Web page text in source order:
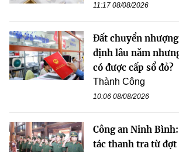
11:17 08/08/2026
Đất chuyển
định lâu năm
có được cấp sổ đỏ?
Thành Công
10:06 08/08/2026
Công an Ninh
tác thanh tra từ